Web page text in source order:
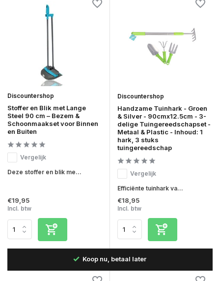
Discountershop
Stoffer en Blik met Lange
Steel 90 cm – Bezem &
Schoonmaakset voor Binnen
en Buiten
Vergelijk
Deze stoffer en blik me...
€19,95
Incl. btw
Discountershop
Handzame Tuinhark - Groen
& Silver - 90cmx12.5cm - 3-
delige Tuingereedschapset -
Metaal & Plastic - Inhoud: 1
hark, 3 stuks
tuingereedschap
Vergelijk
Efficiënte tuinhark va...
€18,95
Incl. btw
Koop nu, betaal later